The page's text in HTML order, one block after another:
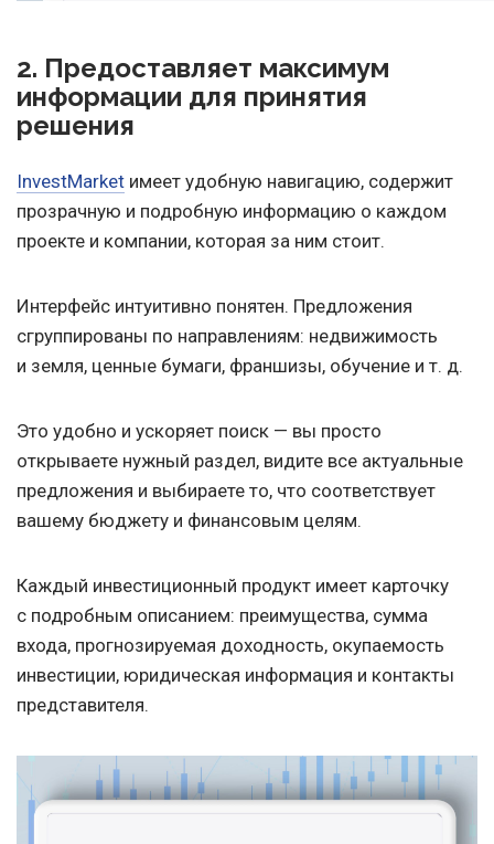
2. Предоставляет максимум
информации для принятия
решения
InvestMarket имеет удобную навигацию, содержит
прозрачную и подробную информацию о каждом
проекте и компании, которая за ним стоит.
Интерфейс интуитивно понятен. Предложения
сгруппированы по направлениям: недвижимость
и земля, ценные бумаги, франшизы, обучение и т. д.
Это удобно и ускоряет поиск — вы просто
открываете нужный раздел, видите все актуальные
предложения и выбираете то, что соответствует
вашему бюджету и финансовым целям.
Каждый инвестиционный продукт имеет карточку
с подробным описанием: преимущества, сумма
входа, прогнозируемая доходность, окупаемость
инвестиции, юридическая информация и контакты
представителя.